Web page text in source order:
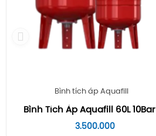
Bình tích áp Aquafill
Bình Tích Áp Aquafill 60L 10Bar
3.500.000